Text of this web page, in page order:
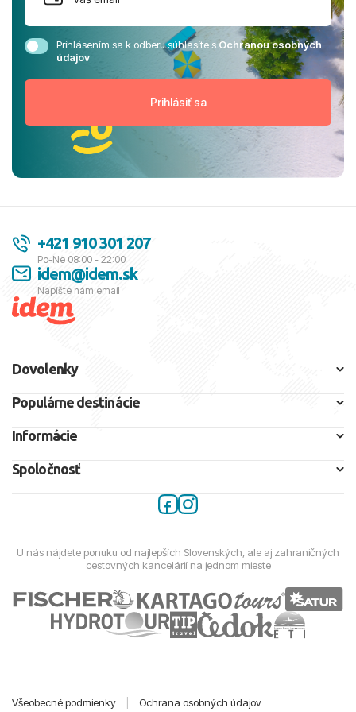
Prihlásením sa k odberu súhlasíte sOchranou osobných
údajov
+421 910 301 207
Po-Ne 08:00 - 22:00
idem@idem.sk
Napíšte nám email
Dovolenky
Populárne destinácie
Informácie
Spoločnosť
U nás nájdete ponuku od najlepších Slovenských, ale aj zahraničných
cestovných kancelárií na jednom mieste
Všeobecné podmienky Ochrana osobných údajov